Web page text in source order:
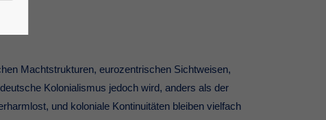
Machtstrukturen, eurozentrischen Sichtweisen,
Kolonialismus jedoch wird, anders als der
und koloniale Kontinuitäten bleiben vielfach